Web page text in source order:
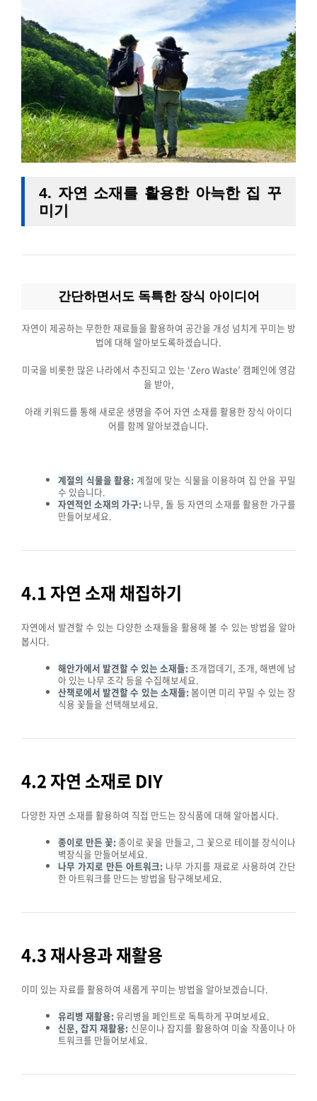
4. 자연 소재를 활용한 아늑한 집 꾸
미기
간단하면서도 독특한 장식 아이디어
자연이 제공하는 무한한 재료들을 활용하여 공간을 개성 넘치게 꾸미는 방
법에 대해 알아보도록하겠습니다.
미국을 비롯한 많은 나라에서 추진되고 있는 ‘Zero Waste’ 캠페인에 영감
을 받아,
아래 키워드를 통해 새로운 생명을 주어 자연 소재를 활용한 장식 아이디
어를 함께 알아보겠습니다.
계절의 식물을 활용: 계절에 맞는 식물을 이용하여 집 안을 꾸밀
수 있습니다.
자연적인 소재의 가구: 나무, 돌 등 자연의 소재를 활용한 가구를
만들어보세요.
4.1 자연 소재 채집하기
자연에서 발견할 수 있는 다양한 소재들을 활용해 볼 수 있는 방법을 알아
봅시다.
해안가에서 발견할 수 있는 소재들: 조개껍데기, 조개, 해변에 남
아 있는 나무 조각 등을 수집해보세요.
산책로에서 발견할 수 있는 소재들: 봄이면 미리 꾸밀 수 있는 장
식용 꽃들을 선택해보세요.
4.2 자연 소재로 DIY
다양한 자연 소재를 활용하여 직접 만드는 장식품에 대해 알아봅시다.
종이로 만든 꽃: 종이로 꽃을 만들고, 그 꽃으로 테이블 장식이나
벽장식을 만들어보세요.
나무 가지로 만든 아트워크: 나무 가지를 재료로 사용하여 간단
한 아트워크를 만드는 방법을 탐구해보세요.
4.3 재사용과 재활용
이미 있는 자료를 활용하여 새롭게 꾸미는 방법을 알아보겠습니다.
유리병 재활용: 유리병을 페인트로 독특하게 꾸며보세요.
신문, 잡지 재활용: 신문이나 잡지를 활용하여 미술 작품이나 아
트워크를 만들어보세요.